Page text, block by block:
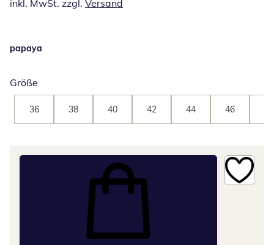
inkl. MwSt. zzgl. Versand
papaya
Größe
36 38 40 42 44 46